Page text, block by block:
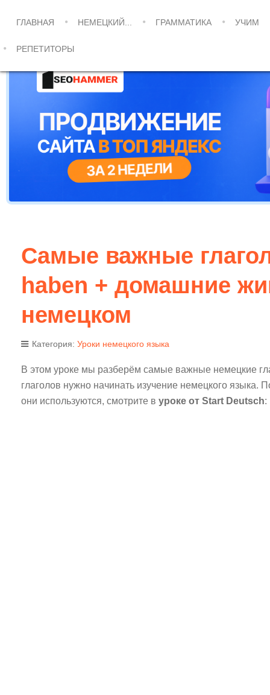
ГЛАВНАЯ НЕМЕЦКИЙ... ГРАММАТИКА УЧИМ
РЕПЕТИТОРЫ
Самые важные
haben + домашние
немецком
Категория: Уроки немецкого языка
В этом уроке мы разберём самые важные немецкие
глаголов нужно начинать изучение немецкого языка.
они используются, смотрите в уроке от Start Deutsch: